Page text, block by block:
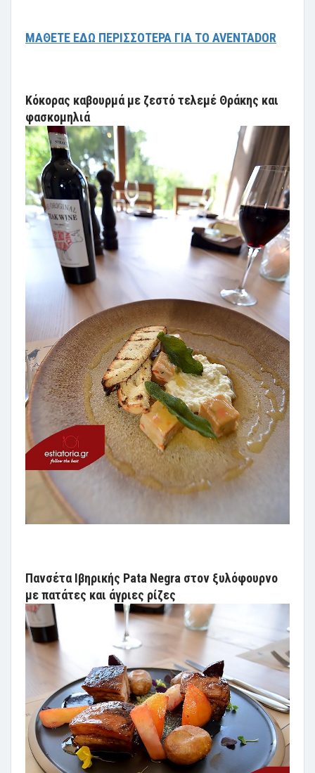
ΜΑΘΕΤΕ ΕΔΩ ΠΕΡΙΣΣΟΤΕΡΑ ΓΙΑ ΤΟ AVENTADOR
Κόκορας καβουρμά με ζεστό τελεμέ Θράκης και
φασκομηλιά
Πανσέτα Ιβηρικής Pata Negra στον ξυλόφουρνο
με πατάτες και άγριες ρίζες